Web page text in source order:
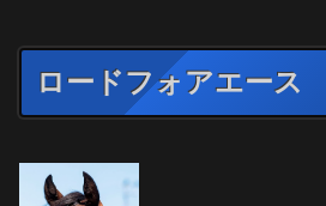
ロードフォアエース